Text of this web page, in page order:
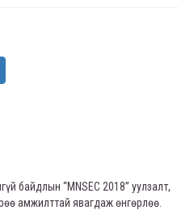
байдлын “MNSEC 2018” уулзалт,
амжилттай явагдаж өнгөрлөө.